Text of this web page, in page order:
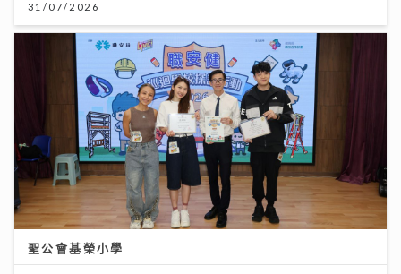
31/07/2026
聖公會基榮小學